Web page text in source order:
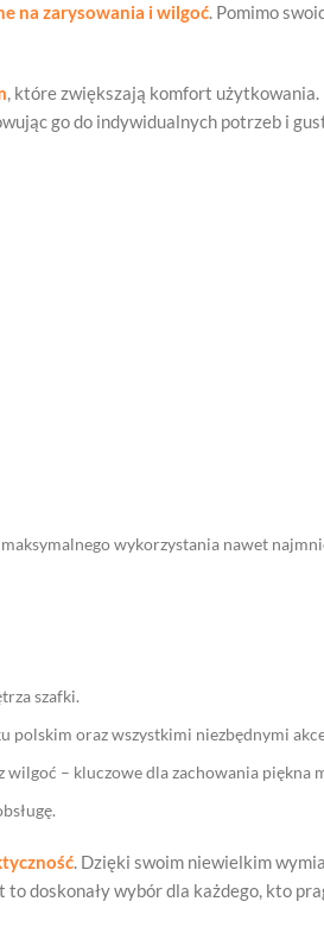
na zarysowania i wilgoć. Pomimo
, które zwiększają komfort użytkowania.
go do indywidualnych potrzeb i
wykorzystania nawet
szafki.
polskim oraz wszystkimi niezbędnymi
– kluczowe dla zachowania piękna
. Dzięki swoim niewielkim
doskonały wybór dla każdego, kto